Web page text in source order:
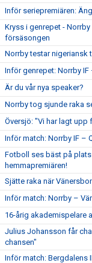
Inför seriepremiären:
Kryss i genrepet -
försäsongen
Norrby testar nigeriansk
Inför genrepet: Norrby IF
Är du vår nya speaker?
Norrby tog sjunde raka
Översjö: "Vi har lagt
Inför match: Norrby IF –
Fotboll ses bäst på plats
hemmapremiären!
Sjätte raka när
Inför match: Norrby –
16-årig akademispelare
Julius Johansson får
chansen"
Inför match: Bergdalens